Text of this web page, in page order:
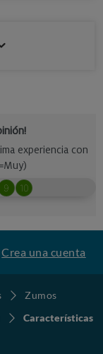
Crea una cuenta
Zumos
Características